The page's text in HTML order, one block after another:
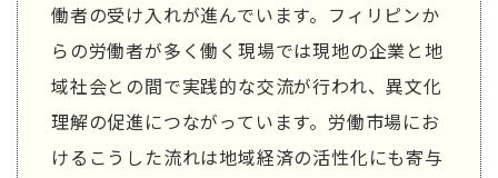
働者の受け入れが進んでいます。フィリピンか
らの労働者が多く働く現場では現地の企業と地
域社会との間で実践的な交流が行われ、異文化
理解の促進につながっています。労働市場にお
けるこうした流れは地域経済の活性化にも寄与